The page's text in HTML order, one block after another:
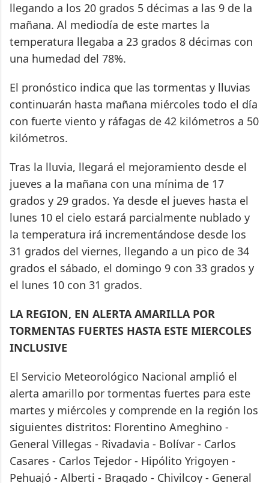
llegando a los 20 grados 5 décimas a las 9 de la
mañana. Al mediodía de este martes la
temperatura llegaba a 23 grados 8 décimas con
una humedad del 78%.
El pronóstico indica que las tormentas y lluvias
continuarán hasta mañana miércoles todo el día
con fuerte viento y ráfagas de 42 kilómetros a 50
kilómetros.
Tras la lluvia, llegará el mejoramiento desde el
jueves a la mañana con una mínima de 17
grados y 29 grados. Ya desde el jueves hasta el
lunes 10 el cielo estará parcialmente nublado y
la temperatura irá incrementándose desde los
31 grados del viernes, llegando a un pico de 34
grados el sábado, el domingo 9 con 33 grados y
el lunes 10 con 31 grados.
LA REGION, EN ALERTA AMARILLA POR
TORMENTAS FUERTES HASTA ESTE MIERCOLES
INCLUSIVE
El Servicio Meteorológico Nacional amplió el
alerta amarillo por tormentas fuertes para este
martes y miércoles y comprende en la región los
siguientes distritos: Florentino Ameghino -
General Villegas - Rivadavia - Bolívar - Carlos
Casares - Carlos Tejedor - Hipólito Yrigoyen -
Pehuajó - Alberti - Bragado - Chivilcoy - General